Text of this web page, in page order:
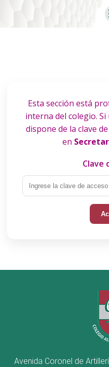
Esta sección está
interna del colegio.
dispone de la clave
en
Clave
Avenida Coronel de